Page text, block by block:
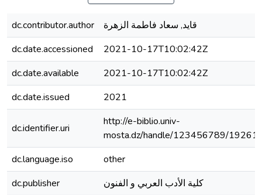
dc.contributor.author
قايد, سعاد فاطمة الزهرة
dc.date.accessioned
2021-10-17T10:02:42Z
dc.date.available
2021-10-17T10:02:42Z
dc.date.issued
2021
dc.identifier.uri
http://e-biblio.univ-
mosta.dz/handle/123456789/19261
dc.language.iso
other
dc.publisher
كلية الأدب العربي و الفنون